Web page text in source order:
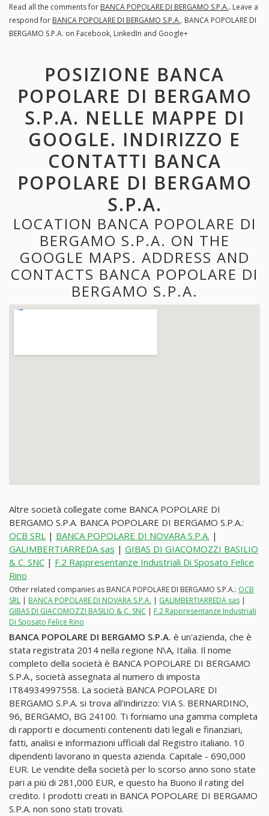
Read all the comments for BANCA POPOLARE DI BERGAMO S.P.A.. Leave a
respond for BANCA POPOLARE DI BERGAMO S.P.A.. BANCA POPOLARE DI
BERGAMO S.P.A. on Facebook, LinkedIn and Google+
POSIZIONE BANCA
POPOLARE DI BERGAMO
S.P.A. NELLE MAPPE DI
GOOGLE. INDIRIZZO E
CONTATTI BANCA
POPOLARE DI BERGAMO
S.P.A.
LOCATION BANCA POPOLARE DI
BERGAMO S.P.A. ON THE
GOOGLE MAPS. ADDRESS AND
CONTACTS BANCA POPOLARE DI
BERGAMO S.P.A.
Altre società collegate come BANCA POPOLARE DI
BERGAMO S.P.A. BANCA POPOLARE DI BERGAMO S.P.A.:
OCB SRL | BANCA POPOLARE DI NOVARA S.P.A. |
GALIMBERTIARREDA sas | GIBAS DI GIACOMOZZI BASILIO
& C. SNC | F.2 Rappresentanze Industriali Di Sposato Felice
Rino
Other related companies as BANCA POPOLARE DI BERGAMO S.P.A.: OCB
SRL | BANCA POPOLARE DI NOVARA S.P.A. | GALIMBERTIARREDA sas |
GIBAS DI GIACOMOZZI BASILIO & C. SNC | F.2 Rappresentanze Industriali
Di Sposato Felice Rino
BANCA POPOLARE DI BERGAMO S.P.A. è un'azienda, che è
stata registrata 2014 nella regione N\A, Italia. Il nome
completo della società è BANCA POPOLARE DI BERGAMO
S.P.A., società assegnata al numero di imposta
IT84934997558. La società BANCA POPOLARE DI
BERGAMO S.P.A. si trova all'indirizzo: VIA S. BERNARDINO,
96, BERGAMO, BG 24100. Ti forniamo una gamma completa
di rapporti e documenti contenenti dati legali e finanziari,
fatti, analisi e informazioni ufficiali dal Registro italiano. 10
dipendenti lavorano in questa azienda. Capitale - 690,000
EUR. Le vendite della società per lo scorso anno sono state
pari a più di 281,000 EUR, e questo ha Buono il rating del
credito. I prodotti creati in BANCA POPOLARE DI BERGAMO
S.P.A. non sono stati trovati.